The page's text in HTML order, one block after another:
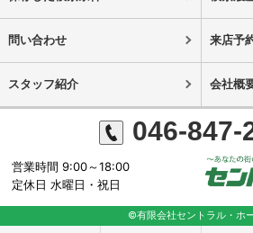
問い合わせ 来店予
スタッフ紹介 会社概
046-847-
営業時間 9:00～18:00
定休日 水曜日・祝日
©有限会社セントラル・ホ